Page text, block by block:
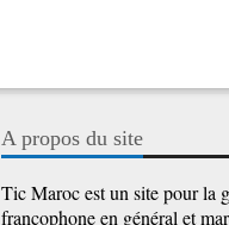
A propos du site
Tic Maroc est un site pour la
francophone en général et